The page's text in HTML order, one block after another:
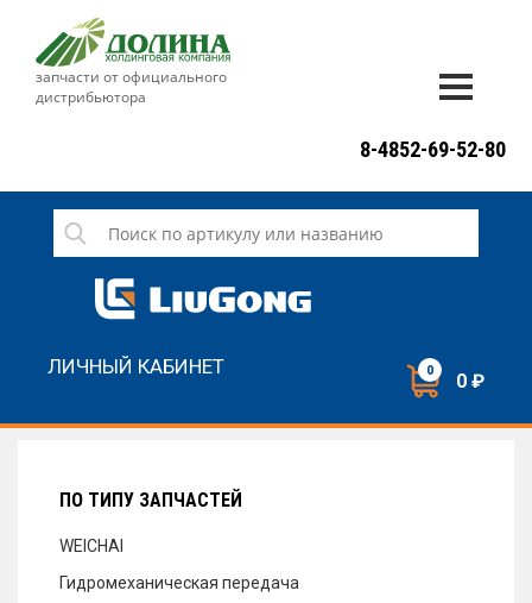
запчасти от официального
дистрибьютора
СЕРВИС
НОВОСТИ
8-4852-69-52-80
ЛИЧНЫЙ КАБИНЕТ 0 0 ₽
ПО ТИПУ ЗАПЧАСТЕЙ
WEICHAI
Гидромеханическая передача